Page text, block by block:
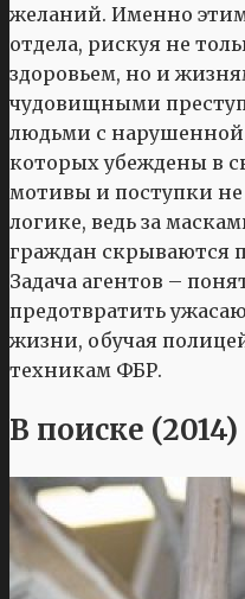
желаний. Именно
отдела, рискуя не
здоровьем, но и
чудовищными
людьми с
которых убеждены в
мотивы и поступки
логике, ведь за
граждан скрываются
Задача агентов –
предотвратить
жизни, обучая
техникам ФБР.
В поиске